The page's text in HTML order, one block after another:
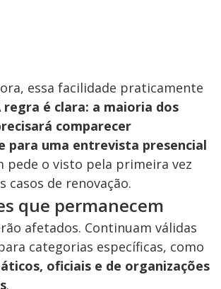
essa facilidade praticamente
regra é clara: a maioria dos
comparecer
para uma entrevista presencial
o visto pela primeira vez
casos de renovação.
que permanecem
afetados. Continuam válidas
categorias específicas, como
oficiais e de organizações
.